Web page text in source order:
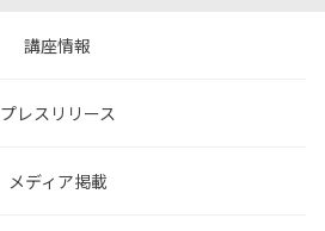
講座情報
プレスリリース
メディア掲載